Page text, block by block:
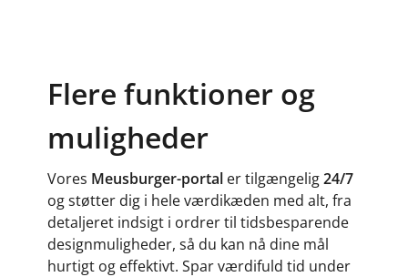
Flere funktioner og
muligheder
Vores Meusburger-portal er tilgængelig24/7
og støtter dig i hele værdikæden med alt, fra
detaljeret indsigt i ordrer til tidsbesparende
designmuligheder, så du kan nå dine mål
hurtigt og effektivt. Spar værdifuld tid under